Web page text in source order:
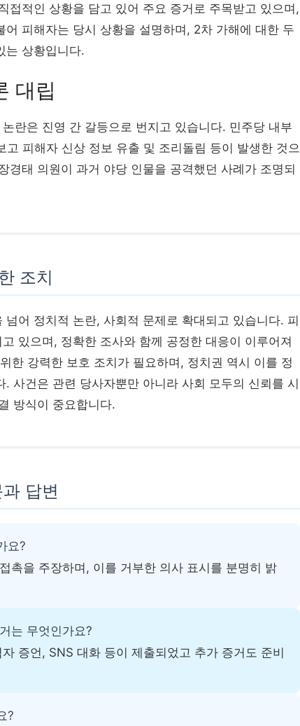
접적인 상황을 담고 있어 주요 증거로 주목받고 있으며,
피해자는 당시 상황을 설명하며, 2차 가해에 대한 두
는 상황입니다.
대립
란은 진영 간 갈등으로 번지고 있습니다. 민주당 내부
고 피해자 신상 정보 유출 및 조리돌림 등이 발생한 것으
경태 의원이 과거 야당 인물을 공격했던 사례가 조명되
조치
어 정치적 논란, 사회적 문제로 확대되고 있습니다. 피
있으며, 정확한 조사와 함께 공정한 대응이 이루어져
한 강력한 보호 조치가 필요하며, 정치권 역시 이를 정
사건은 관련 당사자뿐만 아니라 사회 모두의 신뢰를 시
방식이 중요합니다.
답변
요?
촉을 주장하며, 이를 거부한 의사 표시를 분명히 밝
는 무엇인가요?
증언, SNS 대화 등이 제출되었고 추가 증거도 준비
?